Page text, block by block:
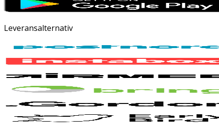
Leveransalternativ